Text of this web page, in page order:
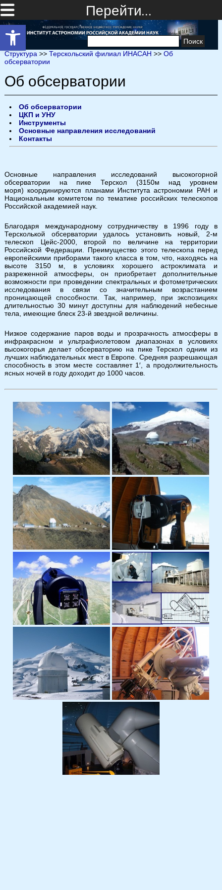
Открыть панель инструментов
Перейти…
Найти:
Структура >> Терскольский филиал ИНАСАН >> Об
обсерватории
Об обсерватории
Об обсерватории
ЦКП и УНУ
Инструменты
Основные направления исследований
Контакты
Основные направления исследований высокогорной
обсерватории на пике Терскол (3150м над уровнем
моря) координируются планами Института астрономии РАН и
Национальным комитетом по тематике российских телескопов
Российской академией наук.
Благодаря международному сотрудничеству в 1996 году в
Терсколькой обсерватории удалось установить новый, 2-м
телескоп Цейс-2000, второй по величине на территории
Российской Федерации. Преимущество этого телескопа перед
европейскими приборами такого класса в том, что, находясь на
высоте 3150 м, в условиях хорошего астроклимата и
разреженной атмосферы, он приобретает дополнительные
возможности при проведении спектральных и фотометрических
исследования в связи со значительным возрастанием
проницающей способности. Так, например, при экспозициях
длительностью 30 минут доступны для наблюдений небесные
тела, имеющие блеск 23-й звездной величины.
Низкое содержание паров воды и прозрачность атмосферы в
инфракрасном и ультрафиолетовом диапазонах в условиях
высокогорья делает обсерваторию на пике Терскол одним из
лучших наблюдательных мест в Европе. Средняя разрешающая
способность в этом месте составляет 1′, а продолжительность
ясных ночей в году доходит до 1000 часов.